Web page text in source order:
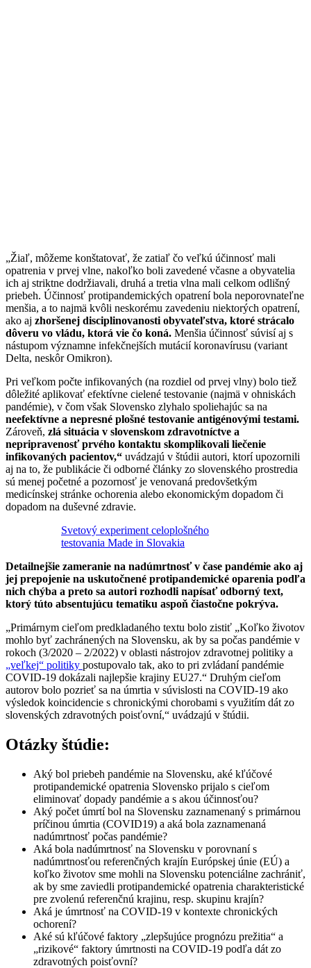
„Žiaľ, môžeme konštatovať, že zatiaľ čo veľkú účinnosť mali
opatrenia v prvej vlne, nakoľko boli zavedené včasne a obyvatelia
ich aj striktne dodržiavali, druhá a tretia vlna mali celkom odlišný
priebeh. Účinnosť protipandemických opatrení bola neporovnateľne
menšia, a to najmä kvôli neskorému zavedeniu niektorých opatrení,
ako aj zhoršenej disciplinovanosti obyvateľstva, ktoré strácalo
dôveru vo vládu, ktorá vie čo koná. Menšia účinnosť súvisí aj s
nástupom významne infekčnejších mutácií koronavírusu (variant
Delta, neskôr Omikron).
Pri veľkom počte infikovaných (na rozdiel od prvej vlny) bolo tiež
dôležité aplikovať efektívne cielené testovanie (najmä v ohniskách
pandémie), v čom však Slovensko zlyhalo spoliehajúc sa na
neefektívne a nepresné plošné testovanie antigénovými testami.
Zároveň, zlá situácia v slovenskom zdravotníctve a
nepripravenosť prvého kontaktu skomplikovali liečenie
infikovaných pacientov,“ uvádzajú v štúdii autori, ktorí upozornili
aj na to, že publikácie či odborné články zo slovenského prostredia
sú menej početné a pozornosť je venovaná predovšetkým
medicínskej stránke ochorenia alebo ekonomickým dopadom či
dopadom na duševné zdravie.
Svetový experiment celoplošného
testovania Made in Slovakia
Detailnejšie zameranie na nadúmrtnosť v čase pandémie ako aj
jej prepojenie na uskutočnené protipandemické oparenia podľa
nich chýba a preto sa autori rozhodli napísať odborný text,
ktorý túto absentujúcu tematiku aspoň čiastočne pokrýva.
„Primárnym cieľom predkladaného textu bolo zistiť „Koľko životov
mohlo byť zachránených na Slovensku, ak by sa počas pandémie v
rokoch (3/2020 – 2/2022) v oblasti nástrojov zdravotnej politiky a
„veľkej“ politiky postupovalo tak, ako to pri zvládaní pandémie
COVID-19 dokázali najlepšie krajiny EU27.“ Druhým cieľom
autorov bolo pozrieť sa na úmrtia v súvislosti na COVID-19 ako
výsledok koincidencie s chronickými chorobami s využitím dát zo
slovenských zdravotných poisťovní,“ uvádzajú v štúdii.
Otázky štúdie:
Aký bol priebeh pandémie na Slovensku, aké kľúčové
protipandemické opatrenia Slovensko prijalo s cieľom
eliminovať dopady pandémie a s akou účinnosťou?
Aký počet úmrtí bol na Slovensku zaznamenaný s primárnou
príčinou úmrtia (COVID19) a aká bola zaznamenaná
nadúmrtnosť počas pandémie?
Aká bola nadúmrtnosť na Slovensku v porovnaní s
nadúmrtnosťou referenčných krajín Európskej únie (EÚ) a
koľko životov sme mohli na Slovensku potenciálne zachrániť,
ak by sme zaviedli protipandemické opatrenia charakteristické
pre zvolenú referenčnú krajinu, resp. skupinu krajín?
Aká je úmrtnosť na COVID-19 v kontexte chronických
ochorení?
Aké sú kľúčové faktory „zlepšujúce prognózu prežitia“ a
„rizikové“ faktory úmrtnosti na COVID-19 podľa dát zo
zdravotných poisťovní?